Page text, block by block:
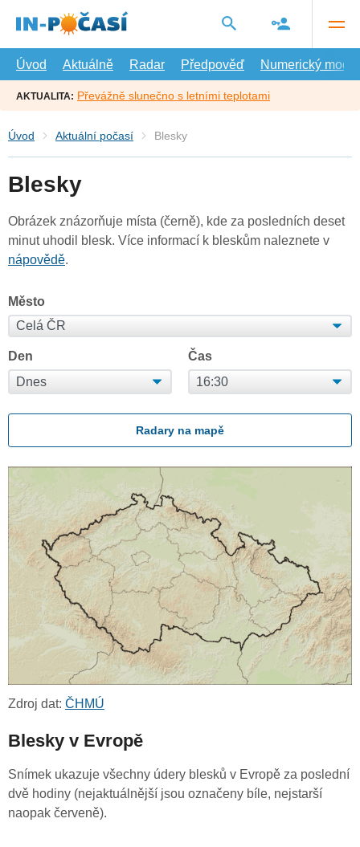
hlavní
Úvod
Aktuálně Radar Předpověď Numerický model
AKTUALITA: Převážně slunečno s letními teplotami
Úvod Aktuální počasí Blesky
Blesky
Obrázek znázorňuje místa (černě), kde za posledních deset
minut uhodil blesk. Více informací k bleskům naleznete v
nápovědě.
Město
Den Čas
Radary na mapě
Zdroj dat: ČHMÚ
Blesky v Evropě
Snímek ukazuje všechny údery blesků v Evropě za poslední
dvě hodiny (nejaktuálnější jsou označeny bíle, nejstarší
naopak červeně).